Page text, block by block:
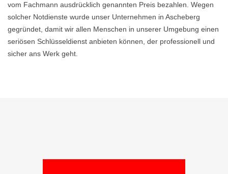
vom Fachmann ausdrücklich genannten Preis bezahlen. Wegen
solcher Notdienste wurde unser Unternehmen in Ascheberg
gegründet, damit wir allen Menschen in unserer Umgebung einen
seriösen Schlüsseldienst anbieten können, der professionell und
sicher ans Werk geht.